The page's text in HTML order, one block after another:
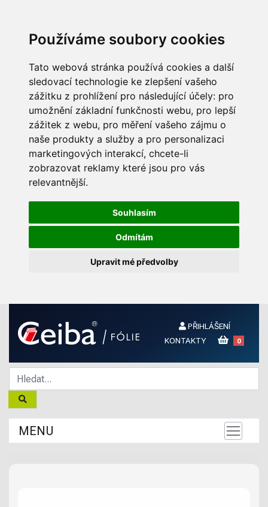
Používáme soubory cookies
Tato webová stránka používá cookies a další
sledovací technologie ke zlepšení vašeho
zážitku z prohlížení pro následující účely: pro
umožnění základní funkčnosti webu, pro lepší
zážitek z webu, pro měření vašeho zájmu o
naše produkty a služby a pro personalizaci
marketingových interakcí, chcete-li
zobrazovat reklamy které jsou pro vás
relevantnější.
Souhlasím
Odmítám
Upravit mé předvolby
PŘIHLÁŠENÍ
KONTAKTY
0
MENU